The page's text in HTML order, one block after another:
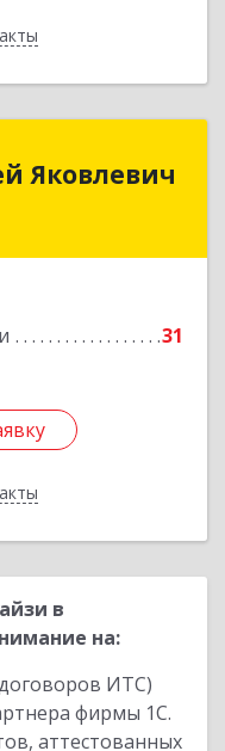
Яковлевич
31
Яковлевич
Благовещенск, ул.
в
на:
ИТС)
фирмы 1С.
аттестованных